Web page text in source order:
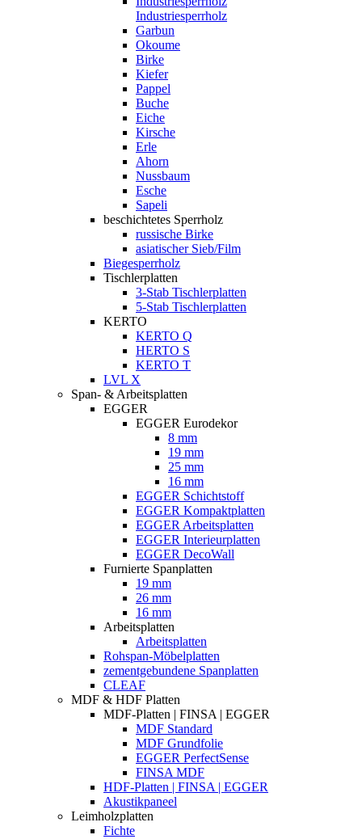
Industriesperrholz
Garbun
Okoume
Birke
Kiefer
Pappel
Buche
Eiche
Kirsche
Erle
Ahorn
Nussbaum
Esche
Sapeli
beschichtetes Sperrholz
russische Birke
asiatischer Sieb/Film
Biegesperrholz
Tischlerplatten
3-Stab Tischlerplatten
5-Stab Tischlerplatten
KERTO
KERTO Q
HERTO S
KERTO T
LVL X
Span- & Arbeitsplatten
EGGER
EGGER Eurodekor
8 mm
19 mm
25 mm
16 mm
EGGER Schichtstoff
EGGER Kompaktplatten
EGGER Arbeitsplatten
EGGER Interieurplatten
EGGER DecoWall
Furnierte Spanplatten
19 mm
26 mm
16 mm
Arbeitsplatten
Arbeitsplatten
Rohspan-Möbelplatten
zementgebundene Spanplatten
CLEAF
MDF & HDF Platten
MDF-Platten | FINSA | EGGER
MDF Standard
MDF Grundfolie
EGGER PerfectSense
FINSA MDF
HDF-Platten | FINSA | EGGER
Akustikpaneel
Leimholzplatten
Fichte